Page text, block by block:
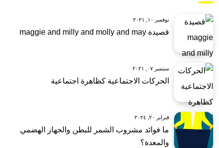
نوفمبر ١٠, ٢٠٢١
قصيدة maggie and milly and molly and may
سبتمبر ٠٧, ٢٠٢١
الحركات الاجتماعية كظاهرة اجتماعية
فبراير ٢٠, ٢٠٢٤
ما فوائد مشروب الشمر للبطن والجهاز الهضمي
والمعدة؟